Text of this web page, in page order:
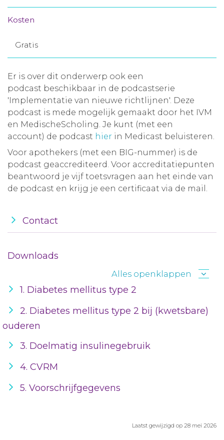
Kosten
Gratis
Er is over dit onderwerp ook een
podcast beschikbaar in de podcastserie
'Implementatie van nieuwe richtlijnen'. Deze
podcast is mede mogelijk gemaakt door het IVM
en MedischeScholing. Je kunt (met een
account) de podcast hier in Medicast beluisteren.
Voor apothekers (met een BIG-nummer) is de
podcast geaccrediteerd. Voor accreditatiepunten
beantwoord je vijf toetsvragen aan het einde van
de podcast en krijg je een certificaat via de mail.
Contact
Downloads
Alles openklappen
1. Diabetes mellitus type 2
2. Diabetes mellitus type 2 bij (kwetsbare)
ouderen
3. Doelmatig insulinegebruik
4. CVRM
5. Voorschrijfgegevens
Laatst gewijzigd op 28 mei 2026